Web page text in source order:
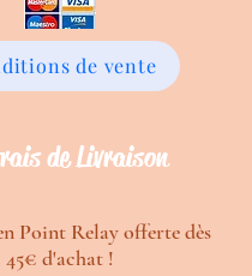
de vente
de Livraison
Point Relay offerte dès
45€ d'achat !